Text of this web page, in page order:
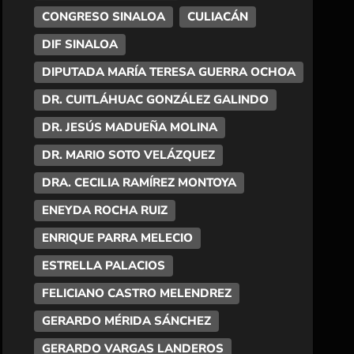
CONGRESO SINALOA
CULIACÁN
DIF SINALOA
DIPUTADA MARÍA TERESA GUERRA OCHOA
DR. CUITLÁHUAC GONZÁLEZ GALINDO
DR. JESÚS MADUEÑA MOLINA
DR. MARIO SOTO VELÁZQUEZ
DRA. CECILIA RAMÍREZ MONTOYA
ENEYDA ROCHA RUIZ
ENRIQUE PARRA MELECIO
ESTRELLA PALACIOS
FELICIANO CASTRO MELENDREZ
GERARDO MÉRIDA SÁNCHEZ
GERARDO VARGAS LANDEROS